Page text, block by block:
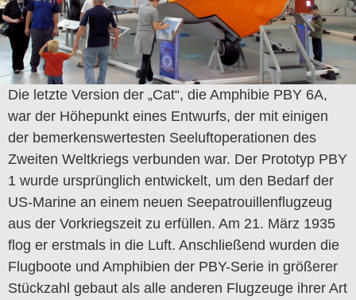
Die letzte Version der „Cat“, die Amphibie PBY 6A,
war der Höhepunkt eines Entwurfs, der mit einigen
der bemerkenswertesten Seeluftoperationen des
Zweiten Weltkriegs verbunden war. Der Prototyp PBY
1 wurde ursprünglich entwickelt, um den Bedarf der
US-Marine an einem neuen Seepatrouillenflugzeug
aus der Vorkriegszeit zu erfüllen. Am 21. März 1935
flog er erstmals in die Luft. Anschließend wurden die
Flugboote und Amphibien der PBY-Serie in größerer
Stückzahl gebaut als alle anderen Flugzeuge ihrer Art